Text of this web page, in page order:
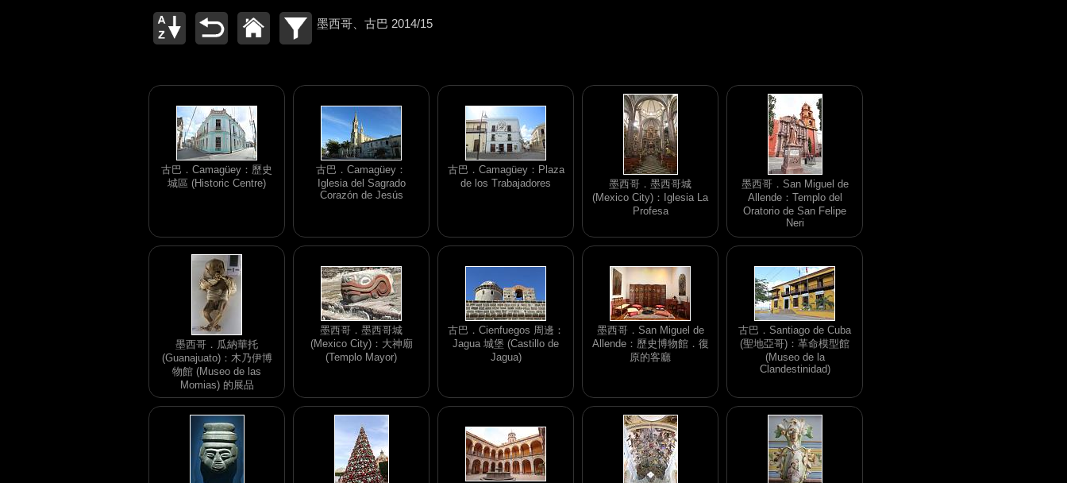
墨西哥、古巴 2014/15
古巴．Camagüey：歷史
城區 (Historic Centre)
古巴．Camagüey：
Iglesia del Sagrado
Corazón de Jesús
古巴．Camagüey：Plaza
de los Trabajadores
墨西哥．墨西哥城
(Mexico City)：Iglesia La
Profesa
墨西哥．San Miguel de
Allende：Templo del
Oratorio de San Felipe
Neri
墨西哥．瓜納華托
(Guanajuato)：木乃伊博
物館 (Museo de las
Momias) 的展品
墨西哥．墨西哥城
(Mexico City)：大神廟
(Templo Mayor)
古巴．Cienfuegos 周邊：
Jagua 城堡 (Castillo de
Jagua)
墨西哥．San Miguel de
Allende：歷史博物館．復
原的客廳
古巴．Santiago de Cuba
(聖地亞哥)：革命模型館
(Museo de la
Clandestinidad)